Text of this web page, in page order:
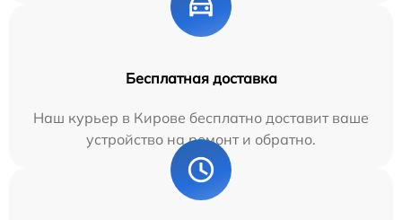
Бесплатная доставка
Наш курьер в Кирове бесплатно доставит ваше
устройство на ремонт и обратно.